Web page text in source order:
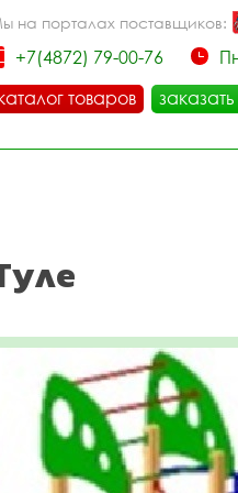
на порталах поставщиков:
+7(4872) 79-00-76
товаров